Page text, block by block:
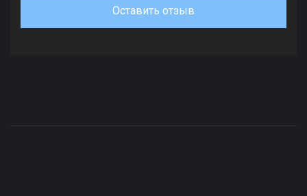
Оставить отзыв